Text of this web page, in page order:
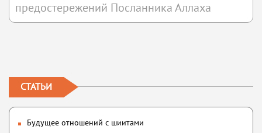
предостережений Посланника Аллаха
СТАТЬИ
Будущее отношений с шиитами